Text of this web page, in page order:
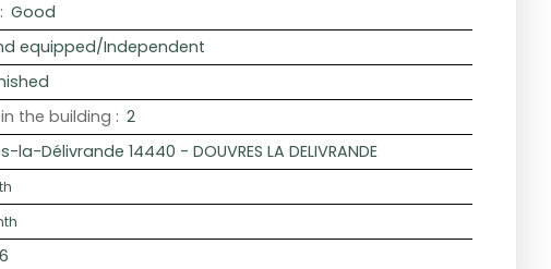
: Good
equipped/Independent
the building : 2
la-Délivrande 14440 - DOUVRES LA DELIVRANDE